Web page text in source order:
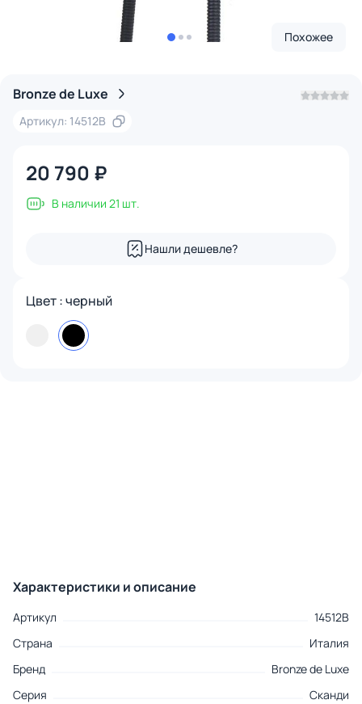
Похожее
Bronze de Luxe
Артикул: 14512B
20 790 ₽
В наличии 21 шт.
Нашли дешевле?
Цвет : черный
Характеристики и описание
Артикул
14512B
Страна
Италия
Бренд
Bronze de Luxe
Серия
Сканди